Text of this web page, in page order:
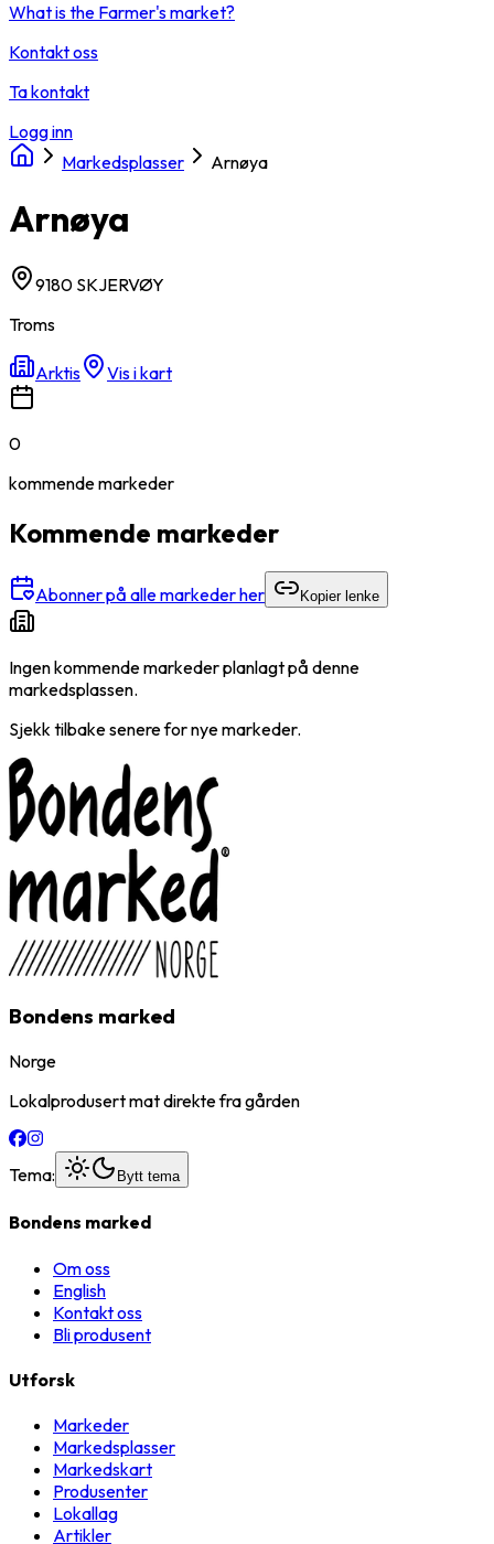
What is the Farmer's market?
Kontakt oss
Ta kontakt
Logg inn
Markedsplasser
Arnøya
Arnøya
9180 SKJERVØY
Troms
Arktis Vis i kart
0
kommendemarkeder
Kommende markeder
Abonner på alle markeder her Kopier lenke
Ingen kommende markeder planlagt på denne
markedsplassen.
Sjekk tilbake senere for nye markeder.
Bondens marked
Norge
Lokalprodusert mat direkte fra gården
Tema: Bytt tema
Bondens marked
Om oss
English
Kontakt oss
Bli produsent
Utforsk
Markeder
Markedsplasser
Markedskart
Produsenter
Lokallag
Artikler